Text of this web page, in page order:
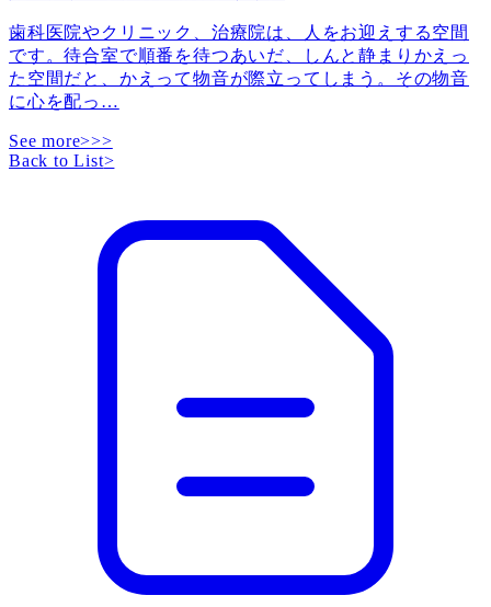
歯科医院やクリニック、治療院は、人をお迎えする空間
です。待合室で順番を待つあいだ、しんと静まりかえっ
た空間だと、かえって物音が際立ってしまう。その物音
に心を配っ …
See more>>>
Back to List>